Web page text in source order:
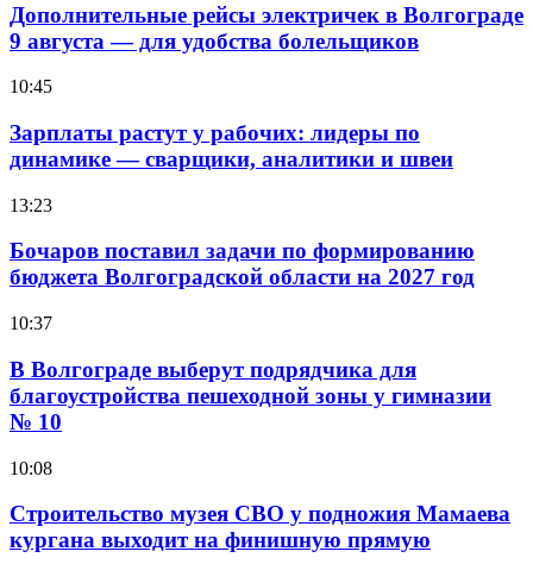
Дополнительные рейсы электричек в Волгограде
9 августа — для удобства болельщиков
10:45
Зарплаты растут у рабочих: лидеры по
динамике — сварщики, аналитики и швеи
13:23
Бочаров поставил задачи по формированию
бюджета Волгоградской области на 2027 год
10:37
В Волгограде выберут подрядчика для
благоустройства пешеходной зоны у гимназии
№ 10
10:08
Строительство музея СВО у подножия Мамаева
кургана выходит на финишную прямую